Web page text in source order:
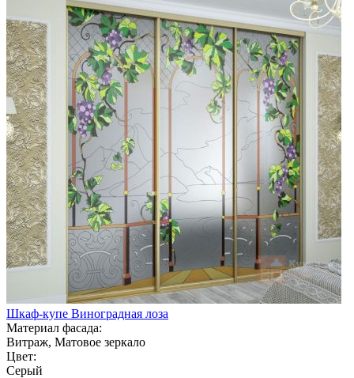
Шкаф-купе Виноградная лоза
Материал фасада:
Витраж, Матовое зеркало
Цвет:
Серый